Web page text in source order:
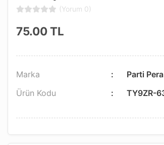
(Yorum 0)
75.00TL
Marka
Parti Pera
Ürün Kodu
TY9ZR-